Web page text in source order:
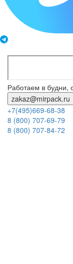
Работаем в будни,
zakaz@mirpack.ru
+7(495)669-68-38
8 (800) 707-69-79
8 (800) 707-84-72